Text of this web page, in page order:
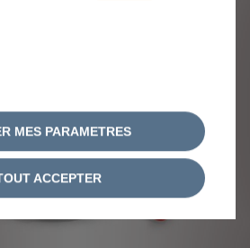
MES PARAMETRES
ACCEPTER